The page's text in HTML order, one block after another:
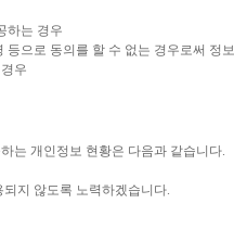
하는 경우
으로 동의를 할 수 없는 경우로써 정보
우
는 개인정보 현황은 다음과 같습니다.
지 않도록 노력하겠습니다.